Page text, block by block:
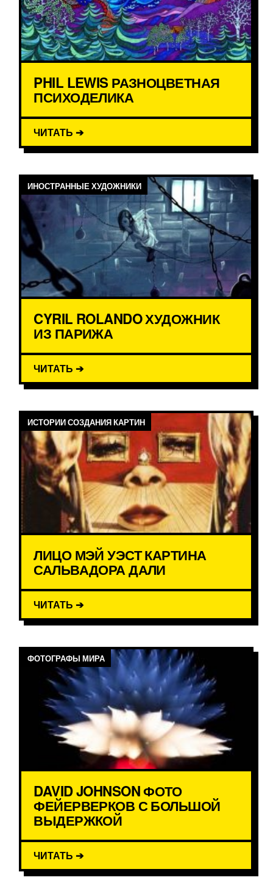
PHIL LEWIS РАЗНОЦВЕТНАЯ
ПСИХОДЕЛИКА
ЧИТАТЬ ➔
ИНОСТРАННЫЕ ХУДОЖНИКИ
CYRIL ROLANDO ХУДОЖНИК
ИЗ ПАРИЖА
ЧИТАТЬ ➔
ИСТОРИИ СОЗДАНИЯ КАРТИН
ЛИЦО МЭЙ УЭСТ КАРТИНА
САЛЬВАДОРА ДАЛИ
ЧИТАТЬ ➔
ФОТОГРАФЫ МИРА
DAVID JOHNSON ФОТО
ФЕЙЕРВЕРКОВ С БОЛЬШОЙ
ВЫДЕРЖКОЙ
ЧИТАТЬ ➔